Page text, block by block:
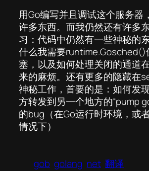
用Go编写并且调试这个服务器
许多东西。而我仍然还有许多
习：代码中仍然有一些神秘的
什么我需要runtime.Gosched()
塞，以及如何处理关闭的通道
来的麻烦。还有更多的隐藏在
神秘工作，首要的是：如何发
方转发到另一个地方的“pump
的bug（在Go运行时环境，或
情况下）
gob golang net 翻译